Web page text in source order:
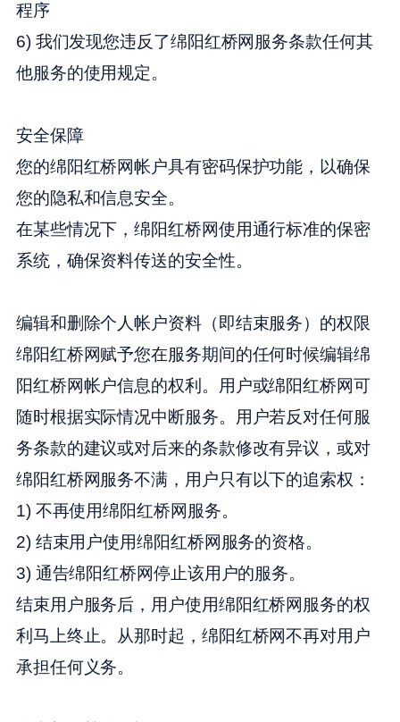
程序
6) 我们发现您违反了绵阳红桥网服务条款任何其
他服务的使用规定。
安全保障
您的绵阳红桥网帐户具有密码保护功能，以确保
您的隐私和信息安全。
在某些情况下，绵阳红桥网使用通行标准的保密
系统，确保资料传送的安全性。
编辑和删除个人帐户资料（即结束服务）的权限
绵阳红桥网赋予您在服务期间的任何时候编辑绵
阳红桥网帐户信息的权利。用户或绵阳红桥网可
随时根据实际情况中断服务。用户若反对任何服
务条款的建议或对后来的条款修改有异议，或对
绵阳红桥网服务不满，用户只有以下的追索权：
1) 不再使用绵阳红桥网服务。
2) 结束用户使用绵阳红桥网服务的资格。
3) 通告绵阳红桥网停止该用户的服务。
结束用户服务后，用户使用绵阳红桥网服务的权
利马上终止。从那时起，绵阳红桥网不再对用户
承担任何义务。